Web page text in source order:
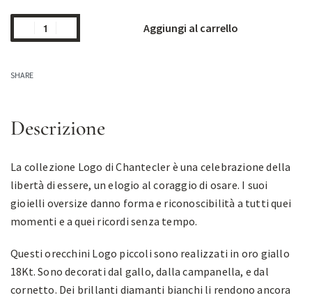
Aggiungi al carrello
SHARE
Descrizione
La collezione Logo di Chantecler è una celebrazione della
libertà di essere, un elogio al coraggio di osare. I suoi
gioielli oversize danno forma e riconoscibilità a tutti quei
momenti e a quei ricordi senza tempo.
Questi orecchini Logo piccoli sono realizzati in oro giallo
18Kt. Sono decorati dal gallo, dalla campanella, e dal
cornetto. Dei brillanti diamanti bianchi li rendono ancora